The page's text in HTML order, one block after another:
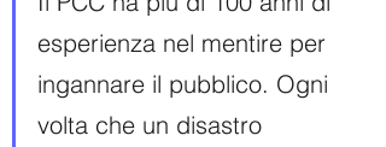
esperienza nel mentire per
ingannare il pubblico. Ogni
volta che un disastro